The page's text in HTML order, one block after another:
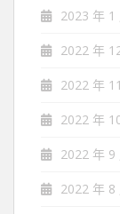
2023 年 1
2022 年
2022 年
2022 年
2022 年 9
2022 年 8